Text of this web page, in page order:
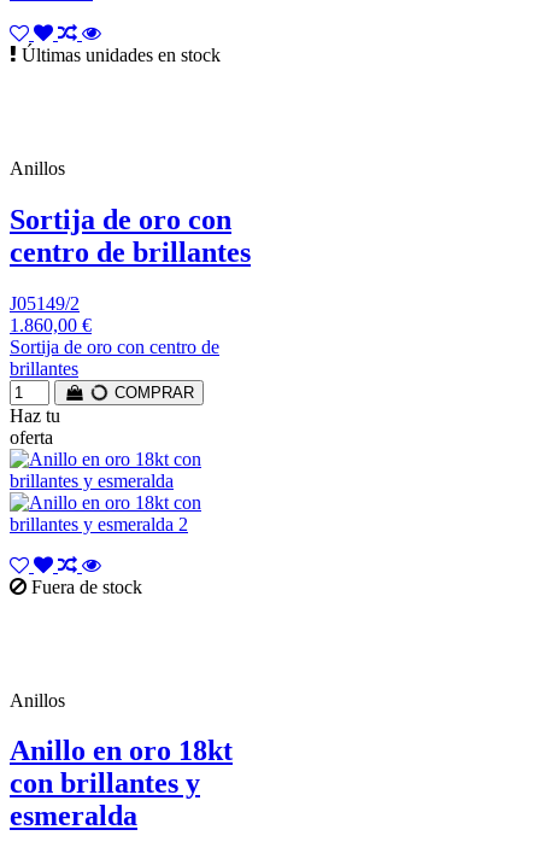
Últimas unidades en stock
Anillos
Sortija de oro con
centro de brillantes
J05149/2
1.860,00 €
Sortija de oro con centro de
brillantes
COMPRAR
Haz tu
oferta
Fuera de stock
Anillos
Anillo en oro 18kt
con brillantes y
esmeralda